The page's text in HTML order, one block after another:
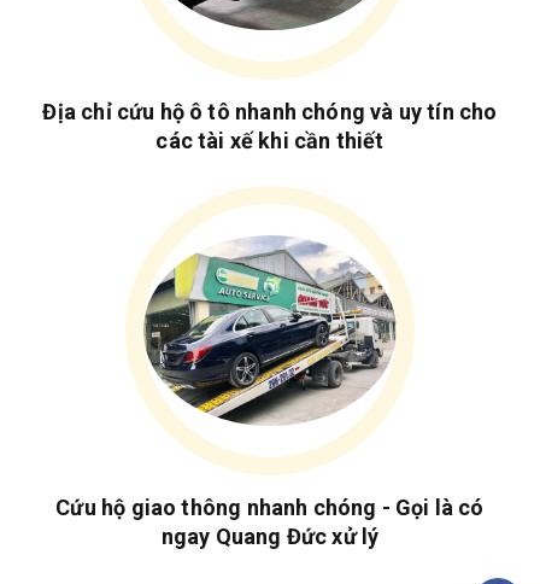
Địa chỉ cứu hộ ô tô nhanh chóng và uy tín cho
các tài xế khi cần thiết
Cứu hộ giao thông nhanh chóng - Gọi là có
ngay Quang Đức xử lý